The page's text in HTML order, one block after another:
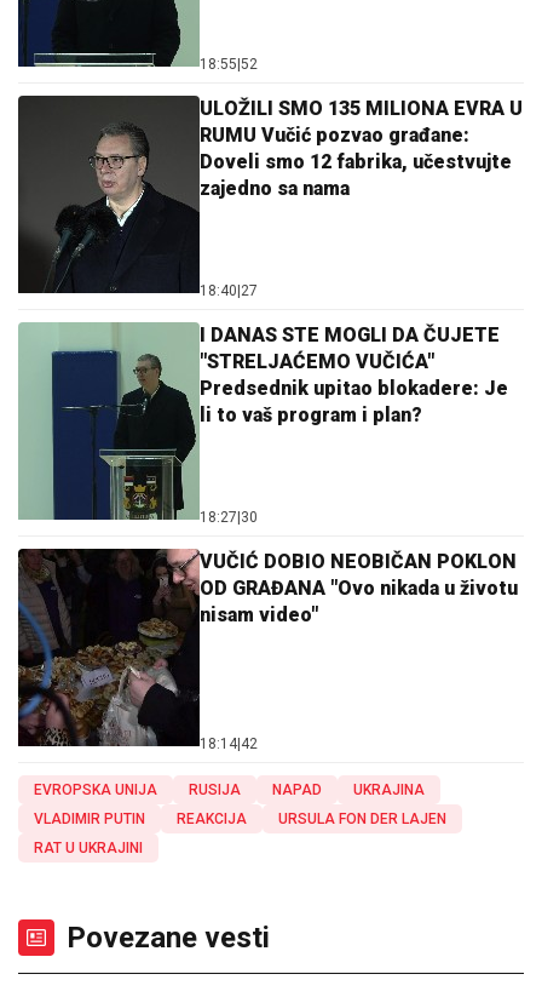
18:55 52
ULOŽILI SMO 135 MILIONA EVRA U
RUMU Vučić pozvao građane:
Doveli smo 12 fabrika, učestvujte
zajedno sa nama
18:40 27
I DANAS STE MOGLI DA ČUJETE
"STRELJAĆEMO VUČIĆA"
Predsednik upitao blokadere: Je
li to vaš program i plan?
18:27 30
VUČIĆ DOBIO NEOBIČAN POKLON
OD GRAĐANA "Ovo nikada u životu
nisam video"
18:14 42
EVROPSKA UNIJA RUSIJA NAPAD
UKRAJINA
VLADIMIR PUTIN
REAKCIJA
URSULA FON DER LAJEN
RAT U UKRAJINI
Povezane vesti